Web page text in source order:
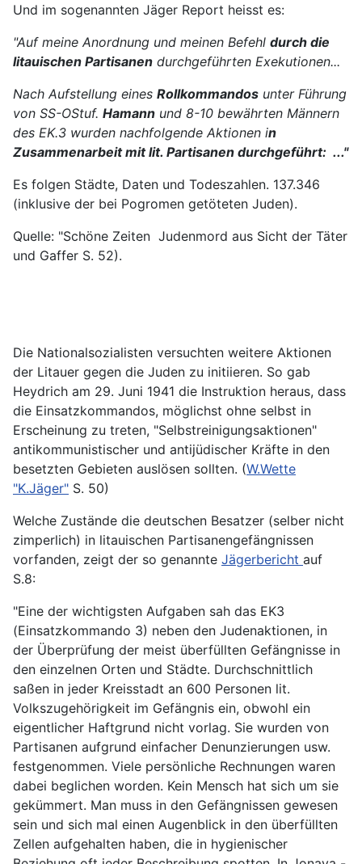
Und im sogenannten Jäger Report heisst es:
"Auf meine Anordnung und meinen Befehl durch die
litauischen Partisanen durchgeführten Exekutionen...
Nach Aufstellung eines Rollkommandos unter Führung
von SS-OStuf. Hamann und 8-10 bewährten Männern
des EK.3 wurden nachfolgende Aktionen in
Zusammenarbeit mit lit. Partisanen durchgeführt: ..."
Es folgen Städte, Daten und Todeszahlen. 137.346
(inklusive der bei Pogromen getöteten Juden).
Quelle: "Schöne Zeiten Judenmord aus Sicht der Täter
und Gaffer S. 52).
Die Nationalsozialisten versuchten weitere Aktionen
der Litauer gegen die Juden zu initiieren. So gab
Heydrich am 29. Juni 1941 die Instruktion heraus, dass
die Einsatzkommandos, möglichst ohne selbst in
Erscheinung zu treten, "Selbstreinigungsaktionen"
antikommunistischer und antijüdischer Kräfte in den
besetzten Gebieten auslösen sollten. (W.Wette
"K.Jäger" S. 50)
Welche Zustände die deutschen Besatzer (selber nicht
zimperlich) in litauischen Partisanengefängnissen
vorfanden, zeigt der so genannte Jägerbericht auf
S.8:
"Eine der wichtigsten Aufgaben sah das EK3
(Einsatzkommando 3) neben den Judenaktionen, in
der Überprüfung der meist überfüllten Gefängnisse in
den einzelnen Orten und Städte. Durchschnittlich
saßen in jeder Kreisstadt an 600 Personen lit.
Volkszugehörigkeit im Gefängnis ein, obwohl ein
eigentlicher Haftgrund nicht vorlag. Sie wurden von
Partisanen aufgrund einfacher Denunzierungen usw.
festgenommen. Viele persönliche Rechnungen waren
dabei beglichen worden. Kein Mensch hat sich um sie
gekümmert. Man muss in den Gefängnissen gewesen
sein und sich mal einen Augenblick in den überfüllten
Zellen aufgehalten haben, die in hygienischer